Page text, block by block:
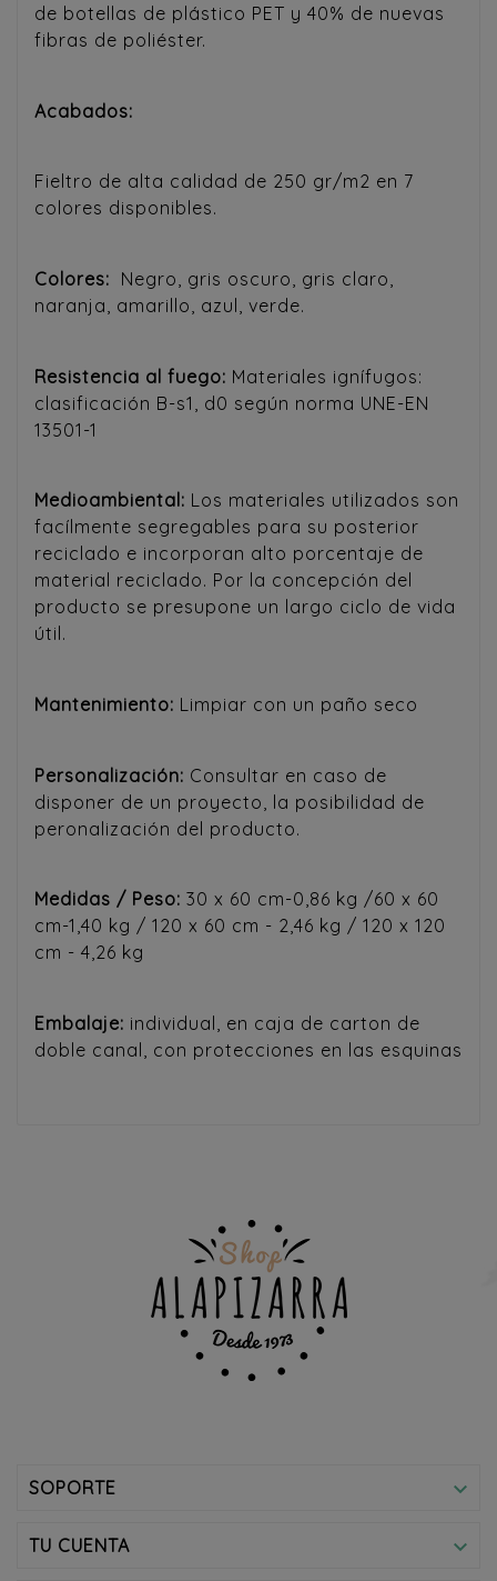
de botellas de plástico PET y 40% de nuevas
fibras de poliéster.
Acabados:
Fieltro de alta calidad de 250 gr/m2 en 7
colores disponibles.
Colores: Negro, gris oscuro, gris claro,
naranja, amarillo, azul, verde.
Resistencia al fuego: Materiales ignífugos:
clasificación B-s1, d0 según norma UNE-EN
13501-1
Medioambiental: Los materiales utilizados son
facílmente segregables para su posterior
reciclado e incorporan alto porcentaje de
material reciclado. Por la concepción del
producto se presupone un largo ciclo de vida
útil.
Mantenimiento: Limpiar con un paño seco
Personalización: Consultar en caso de
disponer de un proyecto, la posibilidad de
peronalización del producto.
Medidas / Peso: 30 x 60 cm-0,86 kg /60 x 60
cm-1,40 kg / 120 x 60 cm - 2,46 kg / 120 x 120
cm - 4,26 kg
Embalaje: individual, en caja de carton de
doble canal, con protecciones en las esquinas
SOPORTE 
TU CUENTA 